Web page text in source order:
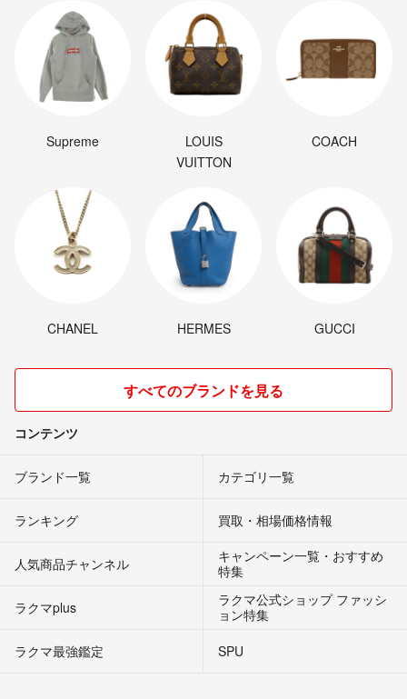
Supreme
LOUIS
VUITTON
COACH
CHANEL HERMES GUCCI
すべてのブランドを見る
コンテンツ
ブランド一覧 カテゴリ一覧
ランキング 買取・相場価格情報
人気商品チャンネル
キャンペーン一覧・おすすめ
特集
ラクマplus
ラクマ公式ショップ ファッシ
ョン特集
ラクマ最強鑑定
SPU